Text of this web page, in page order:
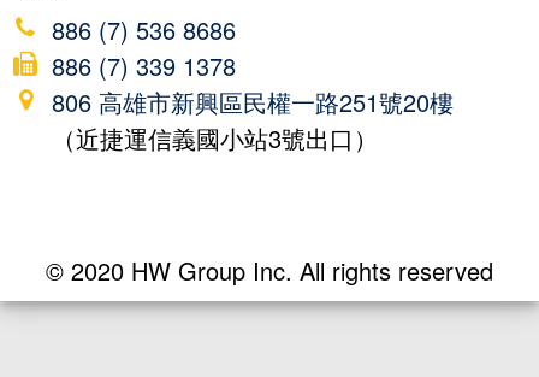
886 (7) 536 8686
886 (7) 339 1378
806 高雄市新興區民權一路251號20樓
（近捷運信義國小站3號出口）
© 2020 HW Group Inc. All rights reserved